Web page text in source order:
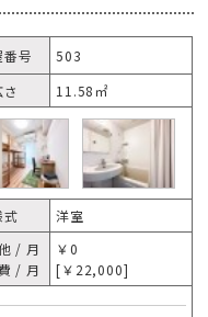
番号
503
さ 11.58㎡
式
洋室
/ 月
/ 月
￥0
[￥22,000]